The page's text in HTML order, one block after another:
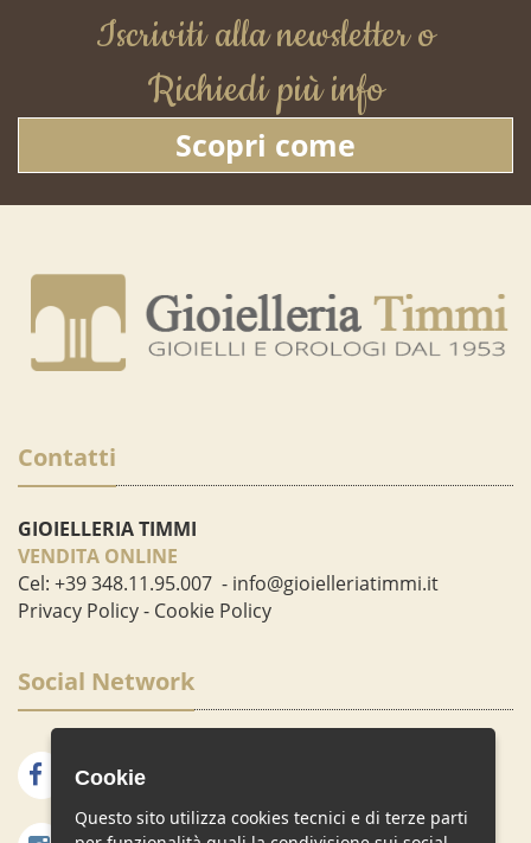
Iscriviti alla newsletter o
Richiedi più info
Scopri come
Contatti
GIOIELLERIA TIMMI
VENDITA ONLINE
Cel: +39 348.11.95.007 - info@gioielleriatimmi.it
Privacy Policy- Cookie Policy
Social Network
Facebook
Cookie
Questo sito utilizza cookies tecnici e di terze parti